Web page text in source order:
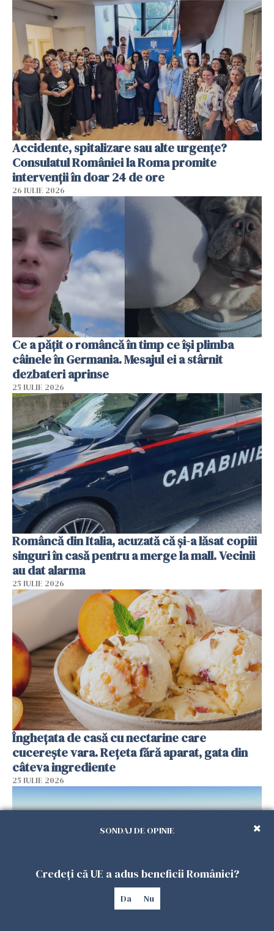
Accidente, spitalizare sau alte urgențe?
Consulatul României la Roma promite
intervenții în doar 24 de ore
26 IULIE 2026
Ce a pățit o româncă în timp ce își plimba
câinele în Germania. Mesajul ei a stârnit
dezbateri aprinse
25 IULIE 2026
Româncă din Italia, acuzată că și-a lăsat copiii
singuri în casă pentru a merge la mall. Vecinii
au dat alarma
25 IULIE 2026
Înghețata de casă cu nectarine care
cucerește vara. Rețeta fără aparat, gata din
câteva ingrediente
25 IULIE 2026
SONDAJ DE OPINIE
Credeți că UE a adus beneficii României?
Da Nu